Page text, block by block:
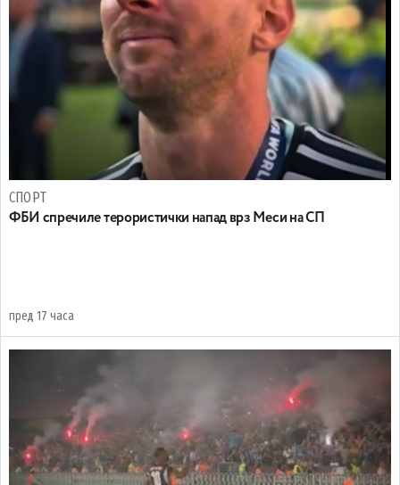
СПОРТ
ФБИ спречиле терористички напад врз Меси на СП
пред 17 часа